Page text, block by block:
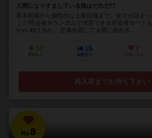
人間になりすましている狼はだれだ!?
基本役職から個性的な上級役職まで、全てが詰ま
ック!司会者をランダムで決定できる司会者カード
かvs.欺けるか。 正体を隠して人間に紛れる...
10
興味あり
15
経験あり
7
お気に入り
再入荷までお待ち下さい
No.8